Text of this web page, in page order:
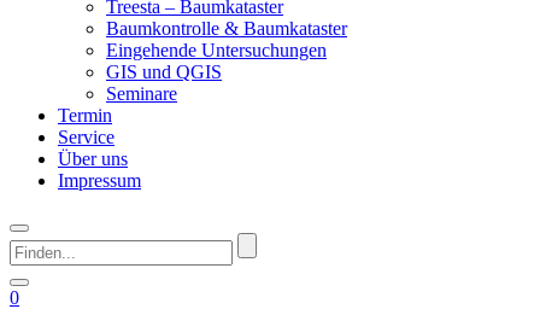
Treesta – Baumkataster
Baumkontrolle & Baumkataster
Eingehende Untersuchungen
GIS und QGIS
Seminare
Termin
Service
Über uns
Impressum
Finden...
0